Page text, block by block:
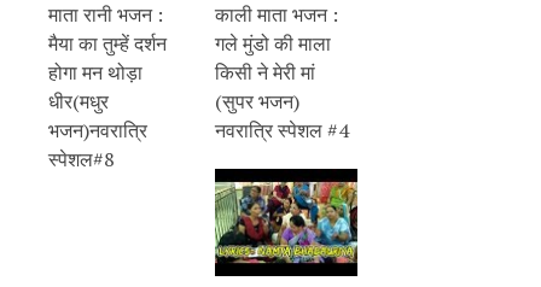
माता रानी भजन :
मैया का तुम्हें दर्शन
होगा मन थोड़ा
धीर(मधुर
भजन)नवरात्रि
स्पेशल#8
काली माता भजन :
गले मुंडो की माला
किसी ने मेरी मां
(सुपर भजन)
नवरात्रि स्पेशल #4